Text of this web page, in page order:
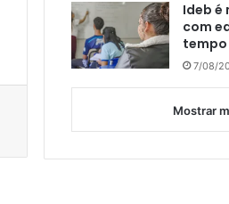
Ideb é
com
7/08/
Mostrar